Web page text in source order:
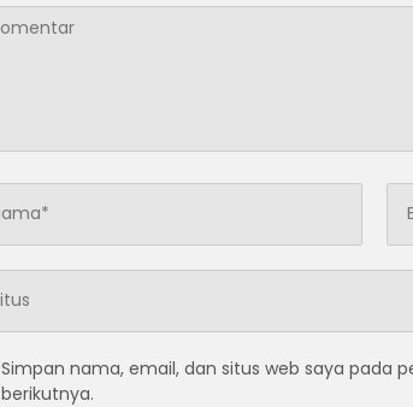
Simpan nama, email, dan situs web saya pada
berikutnya.